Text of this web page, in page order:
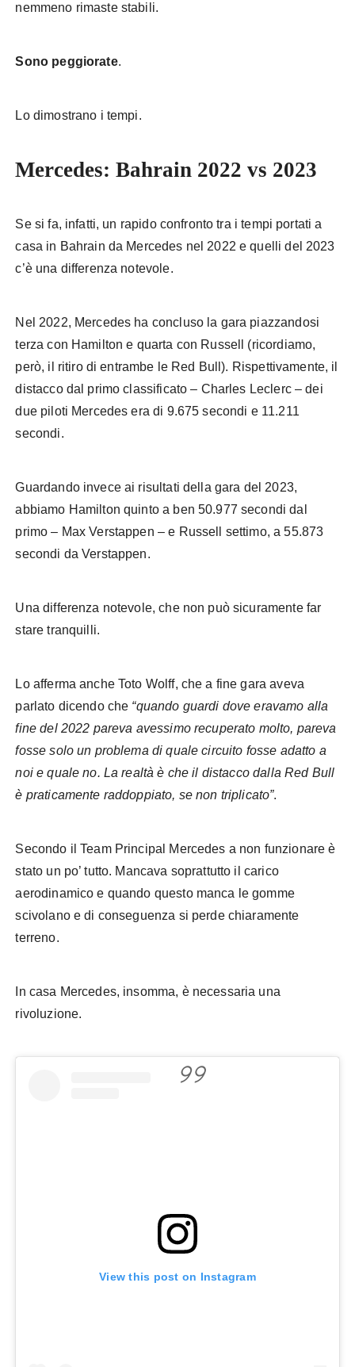
nemmeno rimaste stabili.
Sono peggiorate.
Lo dimostrano i tempi.
Mercedes: Bahrain 2022 vs 2023
Se si fa, infatti, un rapido confronto tra i tempi portati a
casa in Bahrain da Mercedes nel 2022 e quelli del 2023
c’è una differenza notevole.
Nel 2022, Mercedes ha concluso la gara piazzandosi
terza con Hamilton e quarta con Russell (ricordiamo,
però, il ritiro di entrambe le Red Bull). Rispettivamente, il
distacco dal primo classificato – Charles Leclerc – dei
due piloti Mercedes era di 9.675 secondi e 11.211
secondi.
Guardando invece ai risultati della gara del 2023,
abbiamo Hamilton quinto a ben 50.977 secondi dal
primo – Max Verstappen – e Russell settimo, a 55.873
secondi da Verstappen.
Una differenza notevole, che non può sicuramente far
stare tranquilli.
Lo afferma anche Toto Wolff, che a fine gara aveva
parlato dicendo che “quando guardi dove eravamo alla
fine del 2022 pareva avessimo recuperato molto, pareva
fosse solo un problema di quale circuito fosse adatto a
noi e quale no. La realtà è che il distacco dalla Red Bull
è praticamente raddoppiato, se non triplicato”.
Secondo il Team Principal Mercedes a non funzionare è
stato un po’ tutto. Mancava soprattutto il carico
aerodinamico e quando questo manca le gomme
scivolano e di conseguenza si perde chiaramente
terreno.
In casa Mercedes, insomma, è necessaria una
rivoluzione.
View this post on Instagram